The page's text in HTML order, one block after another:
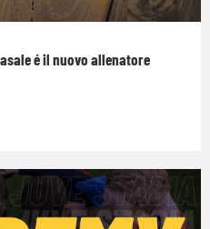
é il nuovo allenatore